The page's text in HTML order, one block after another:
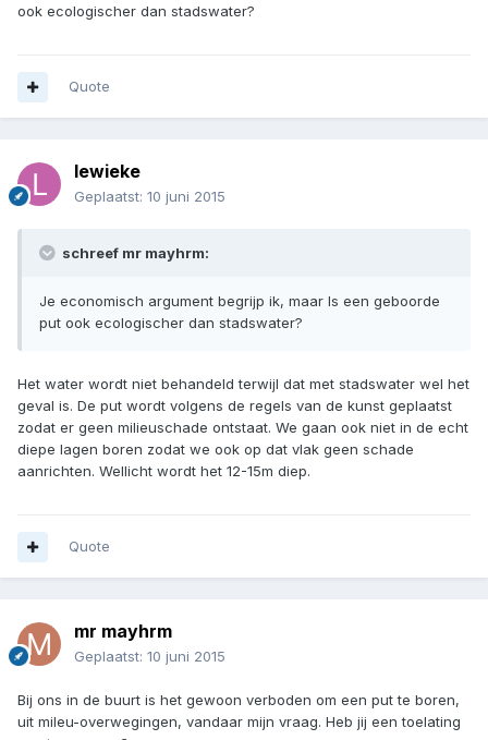
ook ecologischer dan stadswater?
Quote
lewieke
Geplaatst: 10 juni 2015
schreef mr mayhrm:
Je economisch argument begrijp ik, maar Is een geboorde
put ook ecologischer dan stadswater?
Het water wordt niet behandeld terwijl dat met stadswater wel het
geval is. De put wordt volgens de regels van de kunst geplaatst
zodat er geen milieuschade ontstaat. We gaan ook niet in de echt
diepe lagen boren zodat we ook op dat vlak geen schade
aanrichten. Wellicht wordt het 12-15m diep.
Quote
mr mayhrm
Geplaatst: 10 juni 2015
Bij ons in de buurt is het gewoon verboden om een put te boren,
uit mileu-overwegingen, vandaar mijn vraag. Heb jij een toelating